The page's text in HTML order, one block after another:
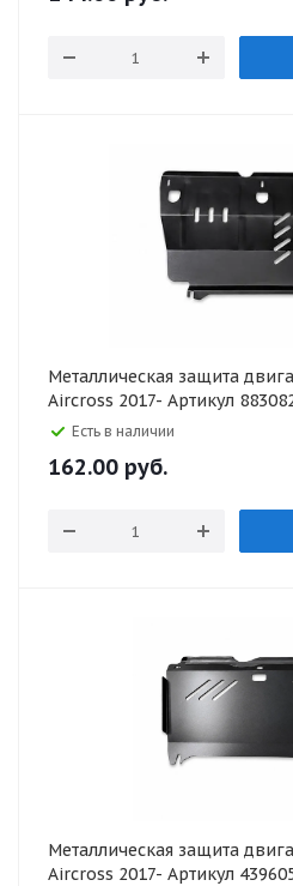
Металлическая защита
Aircross 2017- Артикул
Есть в наличии
162.00 руб.
Металлическая защита
Aircross 2017- Артикул